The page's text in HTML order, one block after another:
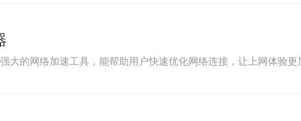
大的网络加速工具，能帮助用户快速优化网络连接，让上网体验更